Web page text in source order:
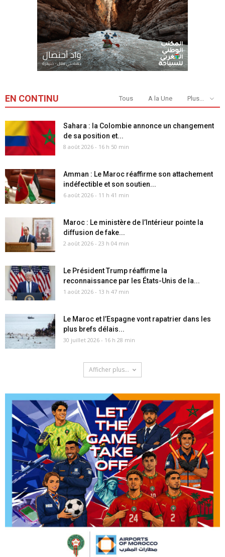
EN CONTINU Tous A la Une Plus...
Sahara : la Colombie annonce un changement
de sa position et...
8 août 2026 - 16 h 50 min
Amman : Le Maroc réaffirme son attachement
indéfectible et son soutien...
6 août 2026 - 11 h 41 min
Maroc : Le ministère de l’Intérieur pointe la
diffusion de fake...
2 août 2026 - 23 h 04 min
Le Président Trump réaffirme la
reconnaissance par les États-Unis de la...
1 août 2026 - 13 h 47 min
Le Maroc et l’Espagne vont rapatrier dans les
plus brefs délais...
30 juillet 2026 - 16 h 28 min
Afficher plus...